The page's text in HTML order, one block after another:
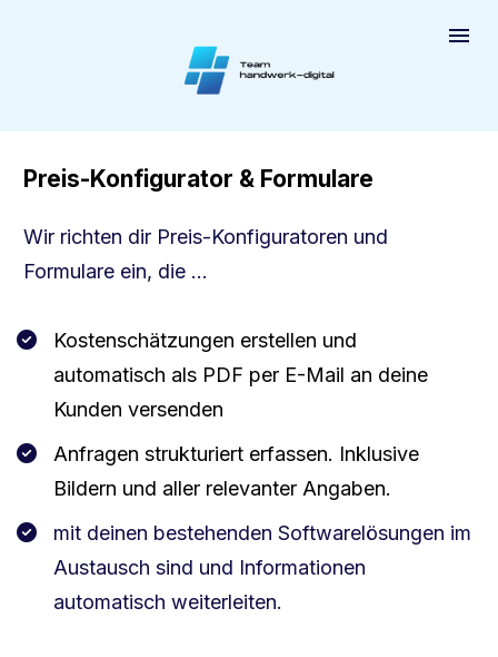
Preis-Konfigurator & Formulare
Wir richten dir Preis-Konfiguratoren und
Formulare ein, die ...
Kostenschätzungen erstellen und
automatisch als PDF per E-Mail an deine
Kunden versenden
Anfragen strukturiert erfassen. Inklusive
Bildern und aller relevanter Angaben.
mit deinen bestehenden Softwarelösungen im
Austausch sind und Informationen
automatisch weiterleiten.